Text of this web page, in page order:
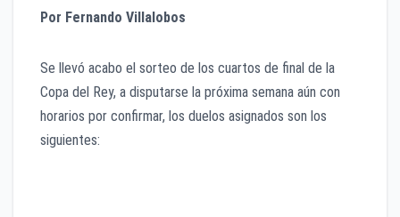
Por Fernando Villalobos
Se llevó acabo el sorteo de los cuartos de final de la
Copa del Rey, a disputarse la próxima semana aún con
horarios por confirmar, los duelos asignados son los
siguientes: